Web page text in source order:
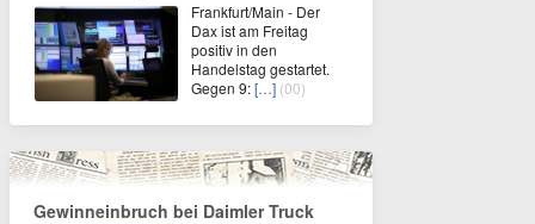
Frankfurt/Main - Der
Dax ist am Freitag
positiv in den
Handelstag gestartet.
Gegen 9:[…] (00)
Gewinneinbruch bei Daimler Truck